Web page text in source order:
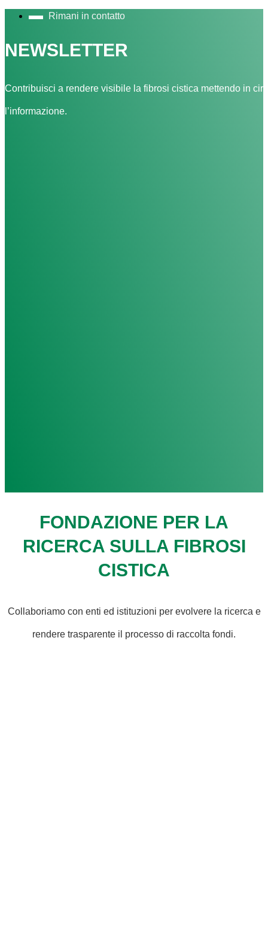
Rimani in contatto
NEWSLETTER
Contribuisci a rendere visibile la fibrosi cistica mettendo in
l’informazione.
FONDAZIONE PER LA
RICERCA SULLA FIBROSI
CISTICA
Collaboriamo con enti ed istituzioni per evolvere la ricerca e
rendere trasparente il processo di raccolta fondi.